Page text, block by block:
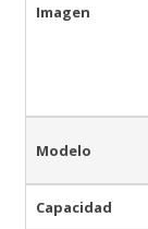
Imagen
Modelo
Capacidad